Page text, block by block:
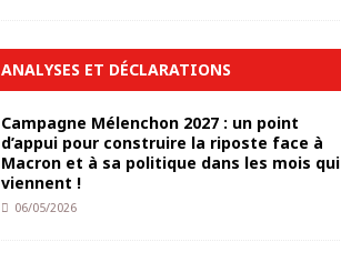
ANALYSES ET DÉCLARATIONS
Campagne Mélenchon 2027 : un point
d’appui pour construire la riposte face à
Macron et à sa politique dans les mois qui
viennent !
06/05/2026